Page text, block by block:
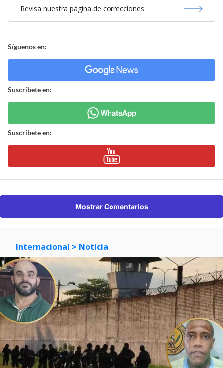
Revisa nuestra página de correcciones
Síguenos en:
Suscríbete en:
Suscríbete en:
Mostrar Comentarios
Internacional > Noticia